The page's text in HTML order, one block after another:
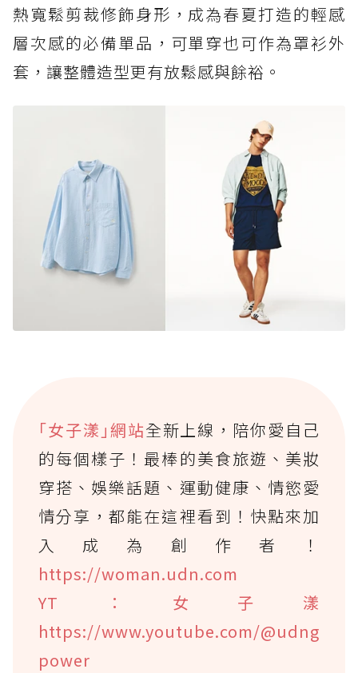
熱寬鬆剪裁修飾身形，成為春夏打造的輕感
層次感的必備單品，可單穿也可作為罩衫外
套，讓整體造型更有放鬆感與餘裕。
｢女子漾｣網站全新上線，陪你愛自己
的每個樣子！最棒的美食旅遊、美妝
穿搭、娛樂話題、運動健康、情慾愛
情分享，都能在這裡看到！快點來加
入成為創作者！
https://woman.udn.com
YT：女子漾
https://www.youtube.com/@udng
power